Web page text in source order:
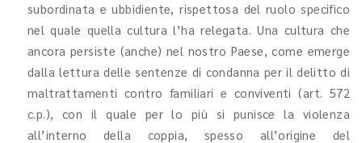
subordinata e ubbidiente, rispettosa del ruolo specifico
nel quale quella cultura l’ha relegata. Una cultura che
ancora persiste (anche) nel nostro Paese, come emerge
dalla lettura delle sentenze di condanna per il delitto di
maltrattamenti contro familiari e conviventi (art. 572
c.p.), con il quale per lo più si punisce la violenza
all’interno della coppia, spesso all’origine del